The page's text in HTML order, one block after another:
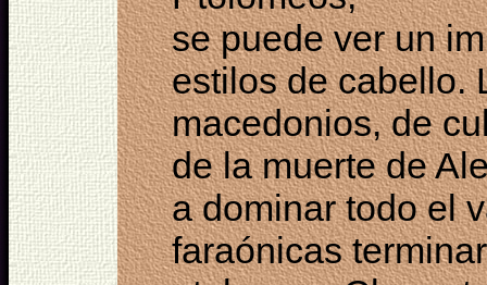
se puede ver un
estilos de cabello.
macedonios, de
de la muerte de
a dominar todo el
faraónicas